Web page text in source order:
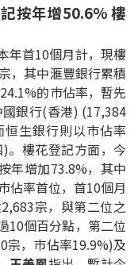
按年增50.6% 樓
年首10個月計，現樓
，其中滙豐銀行累積
的巿佔率，暫先
銀行(香港) (17,384
生銀行則以巿佔率
。樓花登記方面，今
年增加73.8%，其中
佔率首位，首10個月
宗，與第二位之
10個百分點，第二位
宗，巿佔率19.9%)及